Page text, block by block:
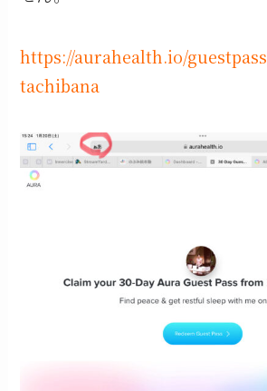
https://aurahealth.io/
tachibana